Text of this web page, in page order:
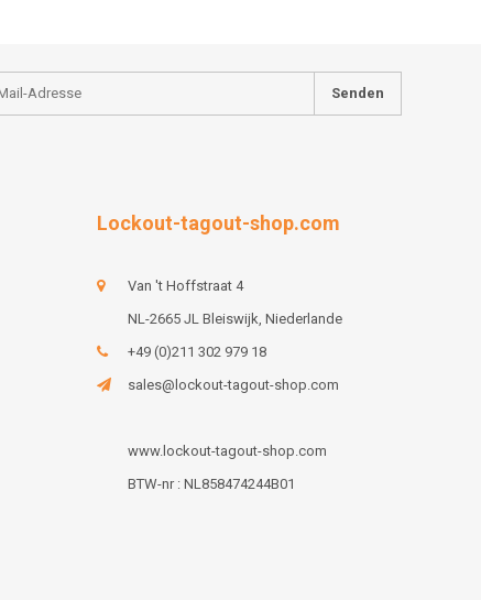
Senden
Lockout-tagout-shop.com
Van 't Hoffstraat 4
NL-2665 JL Bleiswijk, Niederlande
+49 (0)211 302 979 18
sales@lockout-tagout-shop.com
www.lockout-tagout-shop.com
BTW-nr : NL858474244B01